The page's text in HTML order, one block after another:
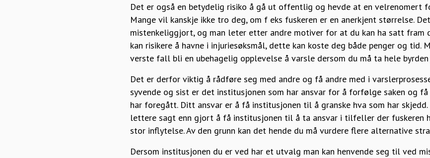
Det er også en betydelig risiko å gå ut offentlig og hevde at en velrenomert
Mange vil kanskje ikke tro deg, om f eks fuskeren er en anerkjent størrelse.
mistenkeliggjort, og man leter etter andre motiver for at du kan ha satt fram
kan risikere å havne i injuriesøksmål, dette kan koste deg både penger og tid.
verste fall bli en ubehagelig opplevelse å varsle dersom du må ta hele byrden
Det er derfor viktig å rådføre seg med andre og få andre med i
syvende og sist er det institusjonen som har ansvar for å forfølge saken og
har foregått. Ditt ansvar er å få institusjonen til å granske hva som har
lettere sagt enn gjort å få institusjonen til å ta ansvar i tilfeller der fuskeren
stor inflytelse. Av den grunn kan det hende du må vurdere flere alternative
Dersom institusjonen du er ved har et utvalg man kan henvende seg til ved